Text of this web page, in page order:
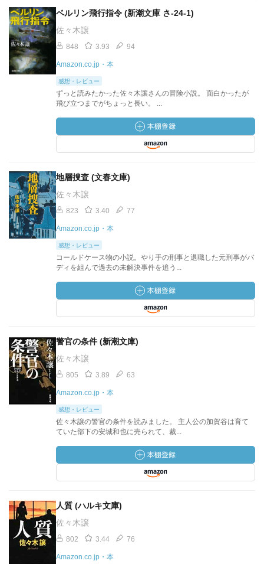
ベルリン飛行指令 (新潮文庫 さ-24-1)
佐々木譲
848 3.93 94
Amazon.co.jp・本
感想・レビュー
ずっと読みたかった佐々木讓さんの冒険小説。 面白かったが
飛び立つまでがちょっと長い。 ...
地層捜査 (文春文庫)
佐々木譲
823 3.40 77
Amazon.co.jp・本
感想・レビュー
コールドケース物の小説。やり手の刑事と退職した元刑事がバ
ディを組んで過去の未解決事件を追う...
警官の条件 (新潮文庫)
佐々木譲
805 3.89 63
Amazon.co.jp・本
感想・レビュー
佐々木譲の警官の条件を読みました。 主人公の加賀谷は育て
ていた部下の安城和也に売られて、裁...
人質 (ハルキ文庫)
佐々木譲
802 3.44 76
Amazon.co.jp・本